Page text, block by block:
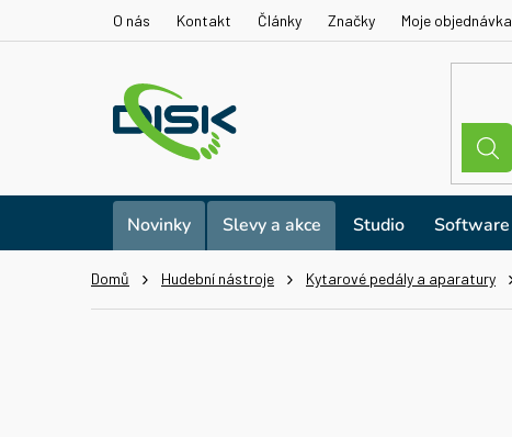
O nás Kontakt Články Značky Moje objednávka
Novinky Slevy a akce Studio Software
Domů Hudební nástroje Kytarové pedály a aparatury